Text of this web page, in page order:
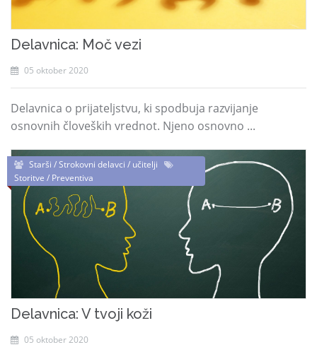
Delavnica: Moč vezi
05 oktober 2020
Delavnica o prijateljstvu, ki spodbuja razvijanje
osnovnih človeških vrednot. Njeno osnovno ...
Starši / Strokovni delavci / učitelji
Storitve / Preventiva
Delavnica: V tvoji koži
05 oktober 2020